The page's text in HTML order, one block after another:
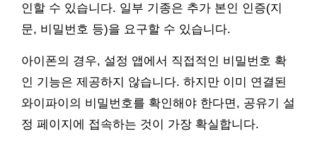
인할 수 있습니다. 일부 기종은 추가 본인 인증(지
문, 비밀번호 등)을 요구할 수 있습니다.
아이폰의 경우, 설정 앱에서 직접적인 비밀번호 확
인 기능은 제공하지 않습니다. 하지만 이미 연결된
와이파이의 비밀번호를 확인해야 한다면, 공유기 설
정 페이지에 접속하는 것이 가장 확실합니다.